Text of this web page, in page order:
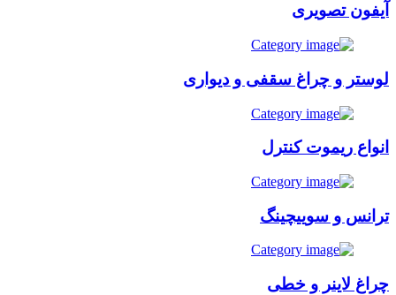
آیفون تصویری
لوستر و چراغ سقفی و دیواری
انواع ریموت کنترل
ترانس و سوییچینگ
چراغ لاینر و خطی